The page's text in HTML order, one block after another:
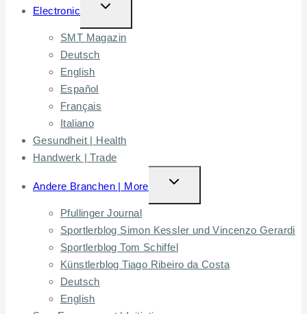
Electronic
TOGGLE
CHILD
MENU
SMT Magazin
Deutsch
English
Español
Français
Italiano
Gesundheit | Health
Handwerk | Trade
Andere Branchen | More
TOGGLE
CHILD
Pfullinger Journal
Sportlerblog Simon Kessler und Vincenzo Gerardi
Sportlerblog Tom Schiffel
Künstlerblog Tiago Ribeiro da Costa
Deutsch
English